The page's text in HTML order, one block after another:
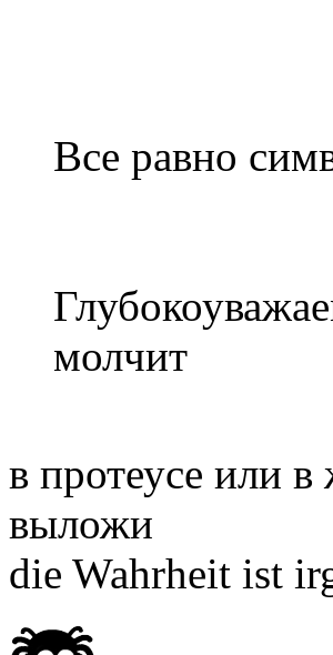
Все равно
молчит
в протеусе или
выложи
die Wahrheit ist